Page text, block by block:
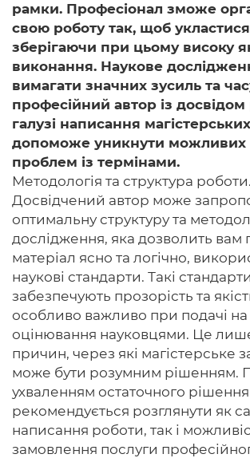
рамки. Професіонал зможе
свою роботу так, щоб
зберігаючи при цьому високу
виконання. Наукове
вимагати значних зусиль та
професійний автор із
галузі написання
допоможе уникнути можливих
проблем із термінами.
Методологія та структура роботи.
Досвідчений автор може
оптимальну структуру та
дослідження, яка дозволить вам
матеріал ясно та логічно,
наукові стандарти. Такі стандарти
забезпечують прозорість та
особливо важливо при подачі на
оцінювання науковцями. Це
причин, через які магістерське
може бути розумним рішенням.
ухваленням остаточного рішення
рекомендується розглянути як
написання роботи, так і
замовлення послуги